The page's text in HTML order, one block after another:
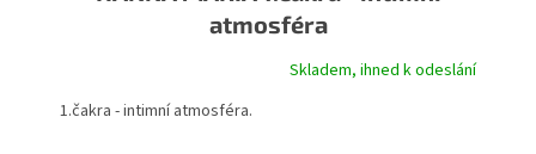
atmosféra
Průměrné hodnocení produktu je 5,0 z 5 hvězdiček.
Skladem, ihned k odeslání
1.čakra - intimní atmosféra.